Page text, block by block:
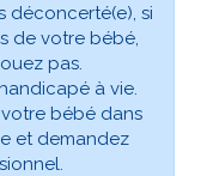
déconcerté(e), si
de votre bébé,
pas.
à vie.
votre bébé dans
et demandez